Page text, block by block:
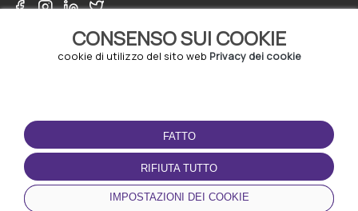
CONSENSO SUI COOKIE
cookie di utilizzo del sito web Privacy dei cookie
FATTO
RIFIUTA TUTTO
IMPOSTAZIONI DEI COOKIE
CONDIZIONI D'USO
Termini e Condizioni
Politica sulla riservatezza
Gestione dei Cookie
SCARICA L'APP